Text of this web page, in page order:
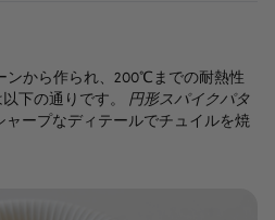
ンから作られ、200℃までの耐熱性
下の通りです。 円形スパイクパタ
ャープなディテールでチュイルを焼